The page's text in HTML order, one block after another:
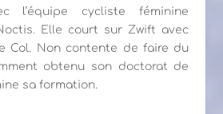
l’équipe cycliste féminine
Elle court sur Zwift avec
Col. Non contente de faire du
obtenu son doctorat de
sa formation.